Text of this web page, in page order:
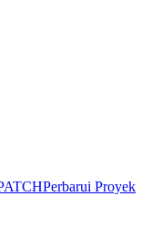
Perbarui Proyek